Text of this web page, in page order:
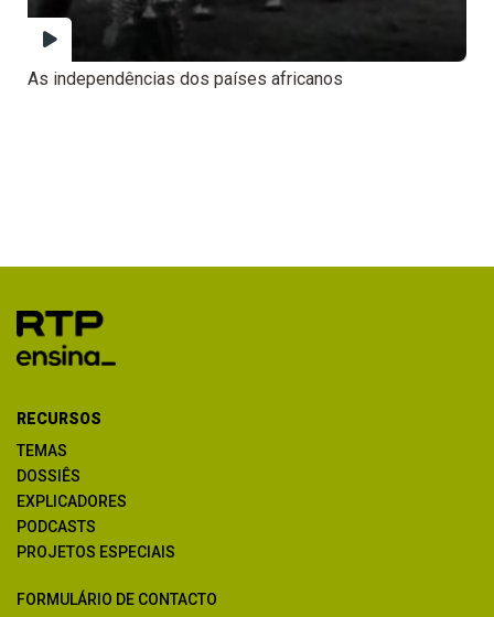
As independências dos países africanos
RECURSOS
TEMAS
DOSSIÊS
EXPLICADORES
PODCASTS
PROJETOS ESPECIAIS
FORMULÁRIO DE CONTACTO